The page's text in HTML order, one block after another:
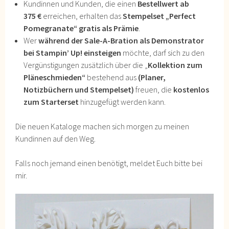
Kundinnen und Kunden, die einen Bestellwert ab
375 € erreichen, erhalten dasStempelset „Perfect
Pomegranate“ gratis als Prämie.
Werwährend der Sale-A-Bration als Demonstrator
bei Stampin’ Up! einsteigen möchte, darf sich zu den
Vergünstigungen zusätzlich über die „Kollektion zum
Pläneschmieden“ bestehend aus (Planer,
Notizbüchern und Stempelset) freuen, die kostenlos
zum Starterset hinzugefügt werden kann.
Die neuen Kataloge machen sich morgen zu meinen
Kundinnen auf den Weg.
Falls noch jemand einen benötigt, meldet Euch bitte bei
mir.